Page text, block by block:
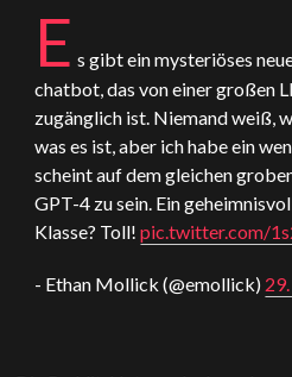
E s gibt ein mysteriöses
chatbot, das von einer großen
zugänglich ist. Niemand weiß,
was es ist, aber ich habe ein
scheint auf dem gleichen
GPT-4 zu sein. Ein
Klasse? Toll!pic.twitter.com/
- Ethan Mollick (@emollick)